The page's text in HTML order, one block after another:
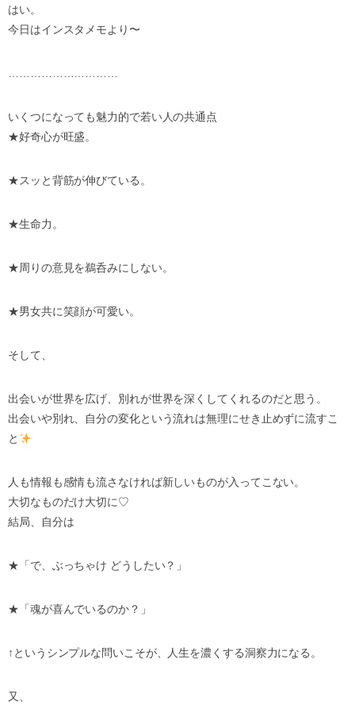
はい。
今日はインスタメモより〜
…………………………
いくつになっても魅力的で若い人の共通点
★好奇心が旺盛。
★スッと背筋が伸びている。
★生命力。
★周りの意見を鵜呑みにしない。
★男女共に笑顔が可愛い。
そして、
出会いが世界を広げ、別れが世界を深くしてくれるのだと思う。
出会いや別れ、自分の変化という流れは無理にせき止めずに流すこ
と
人も情報も感情も流さなければ新しいものが入ってこない。
大切なものだけ大切に♡
結局、自分は
★「で、ぶっちゃけ どうしたい？」
★「魂が喜んでいるのか？」
↑というシンプルな問いこそが、人生を濃くする洞察力になる。
又、